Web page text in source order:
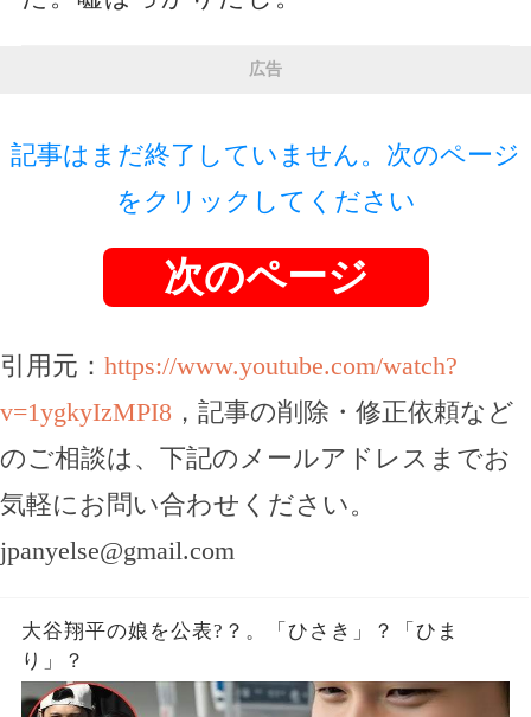
広告
記事はまだ終了していません。次のページ
をクリックしてください
次のページ
引用元： https://www.youtube.com/watch?
v=1ygkyIzMPI8 ，記事の削除・修正依頼など
のご相談は、下記のメールアドレスまでお
気軽にお問い合わせください。
jpanyelse@gmail.com
大谷翔平の娘を公表?？。「ひさき」？「ひま
り」？